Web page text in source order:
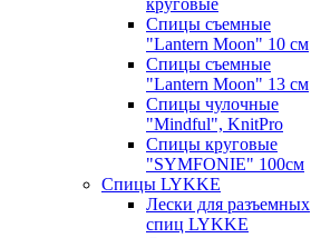
круговые
Спицы съемные
"Lantern Moon" 10 см
Спицы съемные
"Lantern Moon" 13 см
Спицы чулочные
"Mindful", KnitPro
Спицы круговые
"SYMFONIE" 100см
Спицы LYKKE
Лески для разъемных
спиц LYKKE